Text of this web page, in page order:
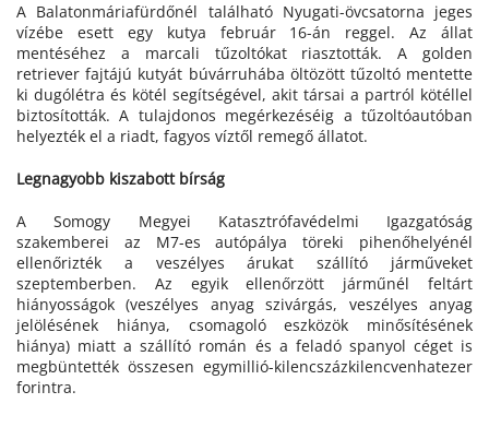
A Balatonmáriafürdőnél található Nyugati-övcsatorna jeges
vízébe esett egy kutya február 16-án reggel. Az állat
mentéséhez a marcali tűzoltókat riasztották. A golden
retriever fajtájú kutyát búvárruhába öltözött tűzoltó mentette
ki dugólétra és kötél segítségével, akit társai a partról kötéllel
biztosították. A tulajdonos megérkezéséig a tűzoltóautóban
helyezték el a riadt, fagyos víztől remegő állatot.
Legnagyobb kiszabott bírság
A Somogy Megyei Katasztrófavédelmi Igazgatóság
szakemberei az M7-es autópálya töreki pihenőhelyénél
ellenőrizték a veszélyes árukat szállító járműveket
szeptemberben. Az egyik ellenőrzött járműnél feltárt
hiányosságok (veszélyes anyag szivárgás, veszélyes anyag
jelölésének hiánya, csomagoló eszközök minősítésének
hiánya) miatt a szállító román és a feladó spanyol céget is
megbüntették összesen egymillió-kilencszázkilencvenhatezer
forintra.